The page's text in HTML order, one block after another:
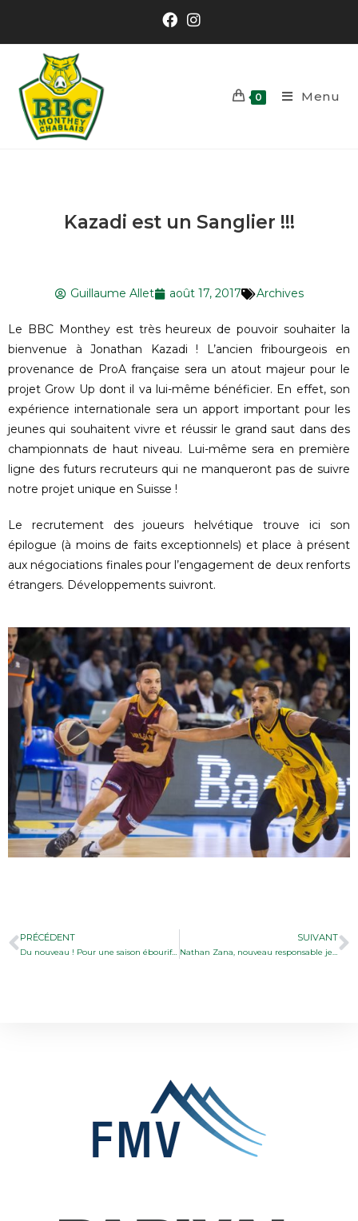
0 Menu
Kazadi est un Sanglier !!!
Guillaume Allet août 17, 2017 Archives
Le BBC Monthey est très heureux de pouvoir souhaiter la
bienvenue à Jonathan Kazadi ! L’ancien fribourgeois en
provenance de ProA française sera un atout majeur pour le
projet Grow Up dont il va lui-même bénéficier. En effet, son
expérience internationale sera un apport important pour les
jeunes qui souhaitent vivre et réussir le grand saut dans des
championnats de haut niveau. Lui-même sera en première
ligne des futurs recruteurs qui ne manqueront pas de suivre
notre projet unique en Suisse !
Le recrutement des joueurs helvétique trouve ici son
épilogue (à moins de faits exceptionnels) et place à présent
aux négociations finales pour l’engagement de deux renforts
étrangers. Développements suivront.
PRÉCÉDENT
Du nouveau ! Pour une saison ébouriffante !
SUIVANT